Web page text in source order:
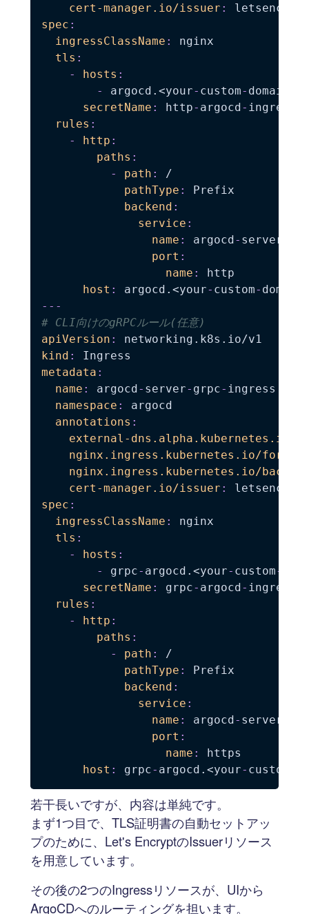
cert-manager.io/issuer :
spec :
ingressClassName :
nginx
tls :
-
hosts :
-
argocd.<your- custom- domain
secretName : http- argocd- ingress
rules :
-
http :
paths :
-
path :
/
pathType :
Prefix
backend :
service :
name : argocd- server
port :
name :
http
host : argocd.<your- custom- domain
---
# CLI向けのgRPCルール(任意)
apiVersion :
kind :
metadata :
name : argocd- server- grpc- ingress
namespace :
argocd
annotations :
external-dns.alpha.kubernetes.io/
nginx.ingress.kubernetes.io/
nginx.ingress.kubernetes.io/
cert-manager.io/issuer :
spec :
ingressClassName :
nginx
tls :
-
hosts :
-
grpc- argocd.<your- custom-
secretName : grpc- argocd- ingress
rules :
-
http :
paths :
-
path :
/
pathType :
Prefix
backend :
service :
name : argocd- server
port :
name :
https
host : grpc- argocd.<your- custom
若干長いですが、内容は単純です。
まず1つ目で、TLS証明書の自動セットアッ
プのために、Let's EncryptのIssuerリソース
を用意しています。
その後の2つのIngressリソースが、UIから
ArgoCDへのルーティングを担います。